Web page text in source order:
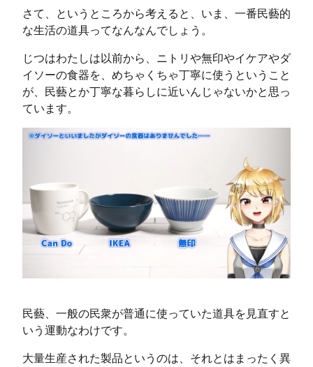
さて、というところから考えると、いま、一番民藝的
な生活の道具ってなんなんでしょう。
じつはわたしは以前から、ニトリや無印やイケアやダ
イソーの食器を、めちゃくちゃ丁寧に使うということ
が、民藝とか丁寧な暮らしに近いんじゃないかと思っ
ています。
民藝、一般の民衆が普通に使っていた道具を見直すと
いう運動なわけです。
大量生産された製品というのは、それとはまったく異